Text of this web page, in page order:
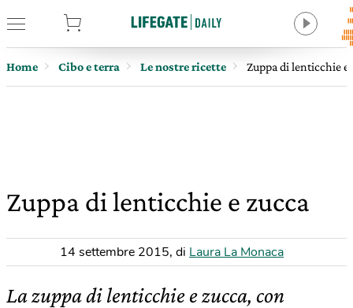
Home Cibo e terra Le nostre ricette Zuppa di lenticchie e
Zuppa di lenticchie e zucca
14 settembre 2015, di Laura La Monaca
La zuppa di lenticchie e zucca, con